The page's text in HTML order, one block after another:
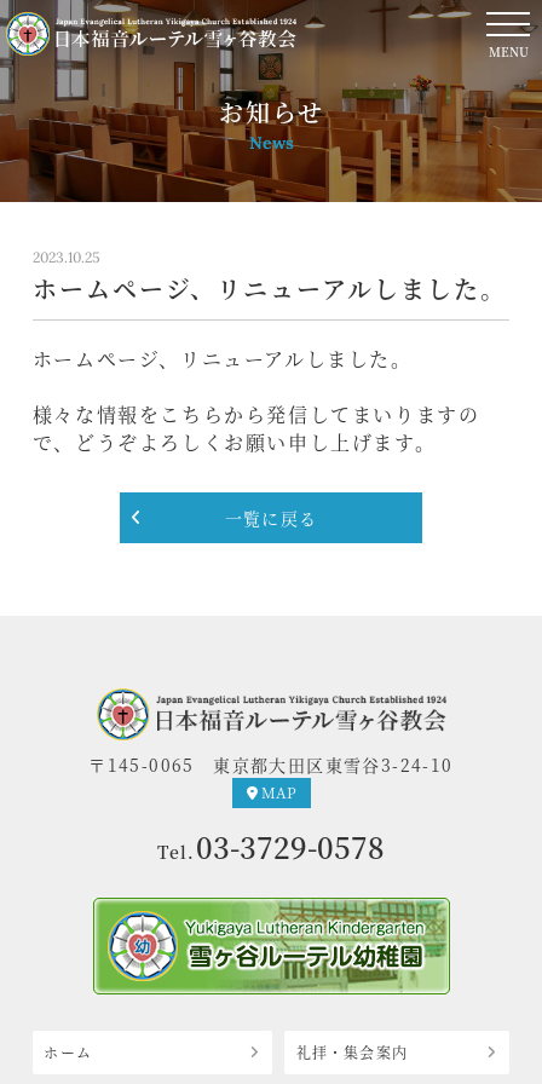
MENU
お知らせ
News
2023.10.25
ホームページ、リニューアルしました。
ホームページ、リニューアルしました。
様々な情報をこちらから発信してまいりますの
で、どうぞよろしくお願い申し上げます。
一覧に戻る
〒145-0065 東京都大田区東雪谷3-24-10
MAP
Tel. 03-3729-0578
ホーム 礼拝・集会案内